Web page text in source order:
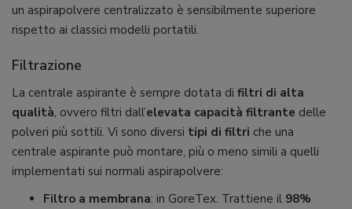
un aspirapolvere centralizzato è sensibilmente superiore
rispetto ai classici modelli portatili.
Filtrazione
La centrale aspirante è sempre dotata di filtri di alta
qualità, ovvero filtri dall’elevata capacità filtrante delle
polveri più sottili. Vi sono diversi tipi di filtri che una
centrale aspirante può montare, più o meno simili a quelli
implementati sui normali aspirapolvere:
Filtro a membrana: in GoreTex. Trattiene il 98%